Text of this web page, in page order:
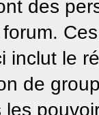
des
inclut le
de